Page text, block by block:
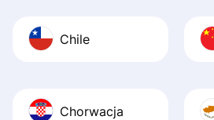
Chile
Chorwacja